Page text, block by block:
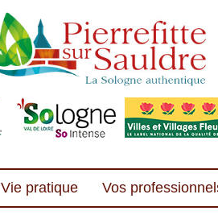
Vie pratique Vos